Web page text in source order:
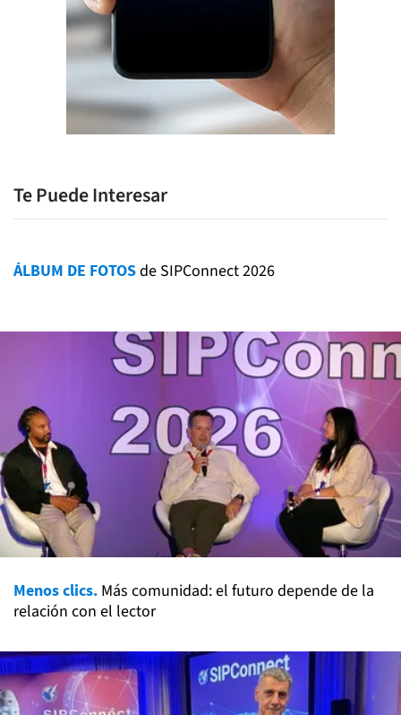
Te Puede Interesar
ÁLBUM DE FOTOSde SIPConnect 2026
Menos clics. Más comunidad: el futuro depende de la
relación con el lector